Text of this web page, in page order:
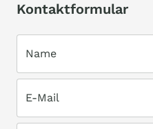
Kontaktformular
Name
E-Mail